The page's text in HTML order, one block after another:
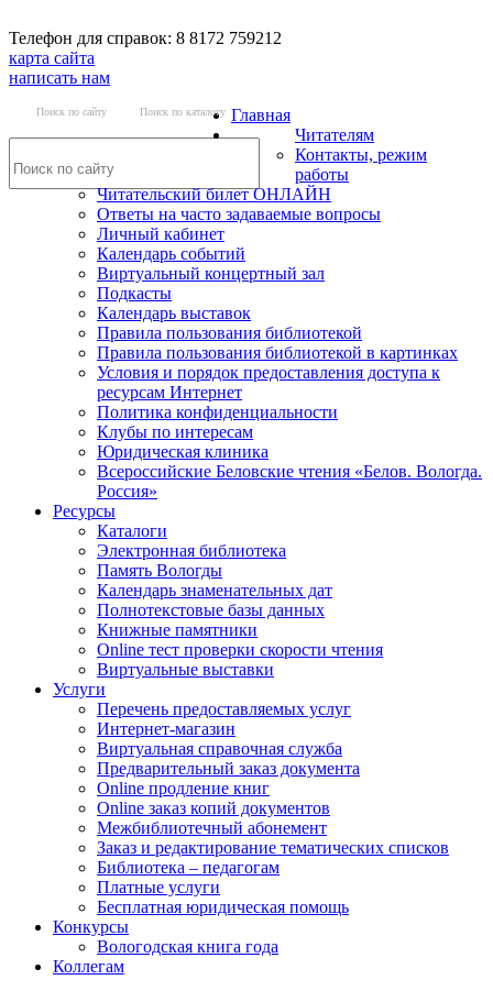
Телефон для справок: 8 8172 759212
карта сайта
написать нам
Поиск по сайту Поиск по каталогу Главная
Читателям
Контакты, режим
работы
Читательский билет ОНЛАЙН
Ответы на часто задаваемые вопросы
Личный кабинет
Календарь событий
Виртуальный концертный зал
Подкасты
Календарь выставок
Правила пользования библиотекой
Правила пользования библиотекой в картинках
Условия и порядок предоставления доступа к
ресурсам Интернет
Политика конфиденциальности
Клубы по интересам
Юридическая клиника
Всероссийские Беловские чтения «Белов. Вологда.
Россия»
Ресурсы
Каталоги
Электронная библиотека
Память Вологды
Календарь знаменательных дат
Полнотекстовые базы данных
Книжные памятники
Online тест проверки скорости чтения
Виртуальные выставки
Услуги
Перечень предоставляемых услуг
Интернет-магазин
Виртуальная справочная служба
Предварительный заказ документа
Online продление книг
Online заказ копий документов
Межбиблиотечный абонемент
Заказ и редактирование тематических списков
Библиотека – педагогам
Платные услуги
Бесплатная юридическая помощь
Конкурсы
Вологодская книга года
Коллегам